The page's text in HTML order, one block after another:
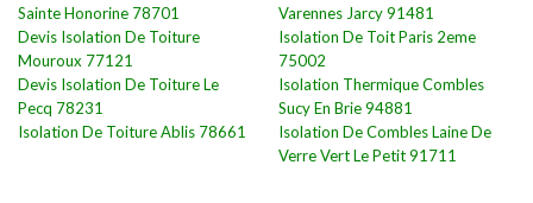
Sainte Honorine 78701
Devis Isolation De Toiture
Mouroux 77121
Devis Isolation De Toiture Le
Pecq 78231
Isolation De Toiture Ablis 78661
Varennes Jarcy 91481
Isolation De Toit Paris 2eme
75002
Isolation Thermique Combles
Sucy En Brie 94881
Isolation De Combles Laine De
Verre Vert Le Petit 91711